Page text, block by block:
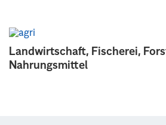
Landwirtschaft, Fischerei,
Nahrungsmittel